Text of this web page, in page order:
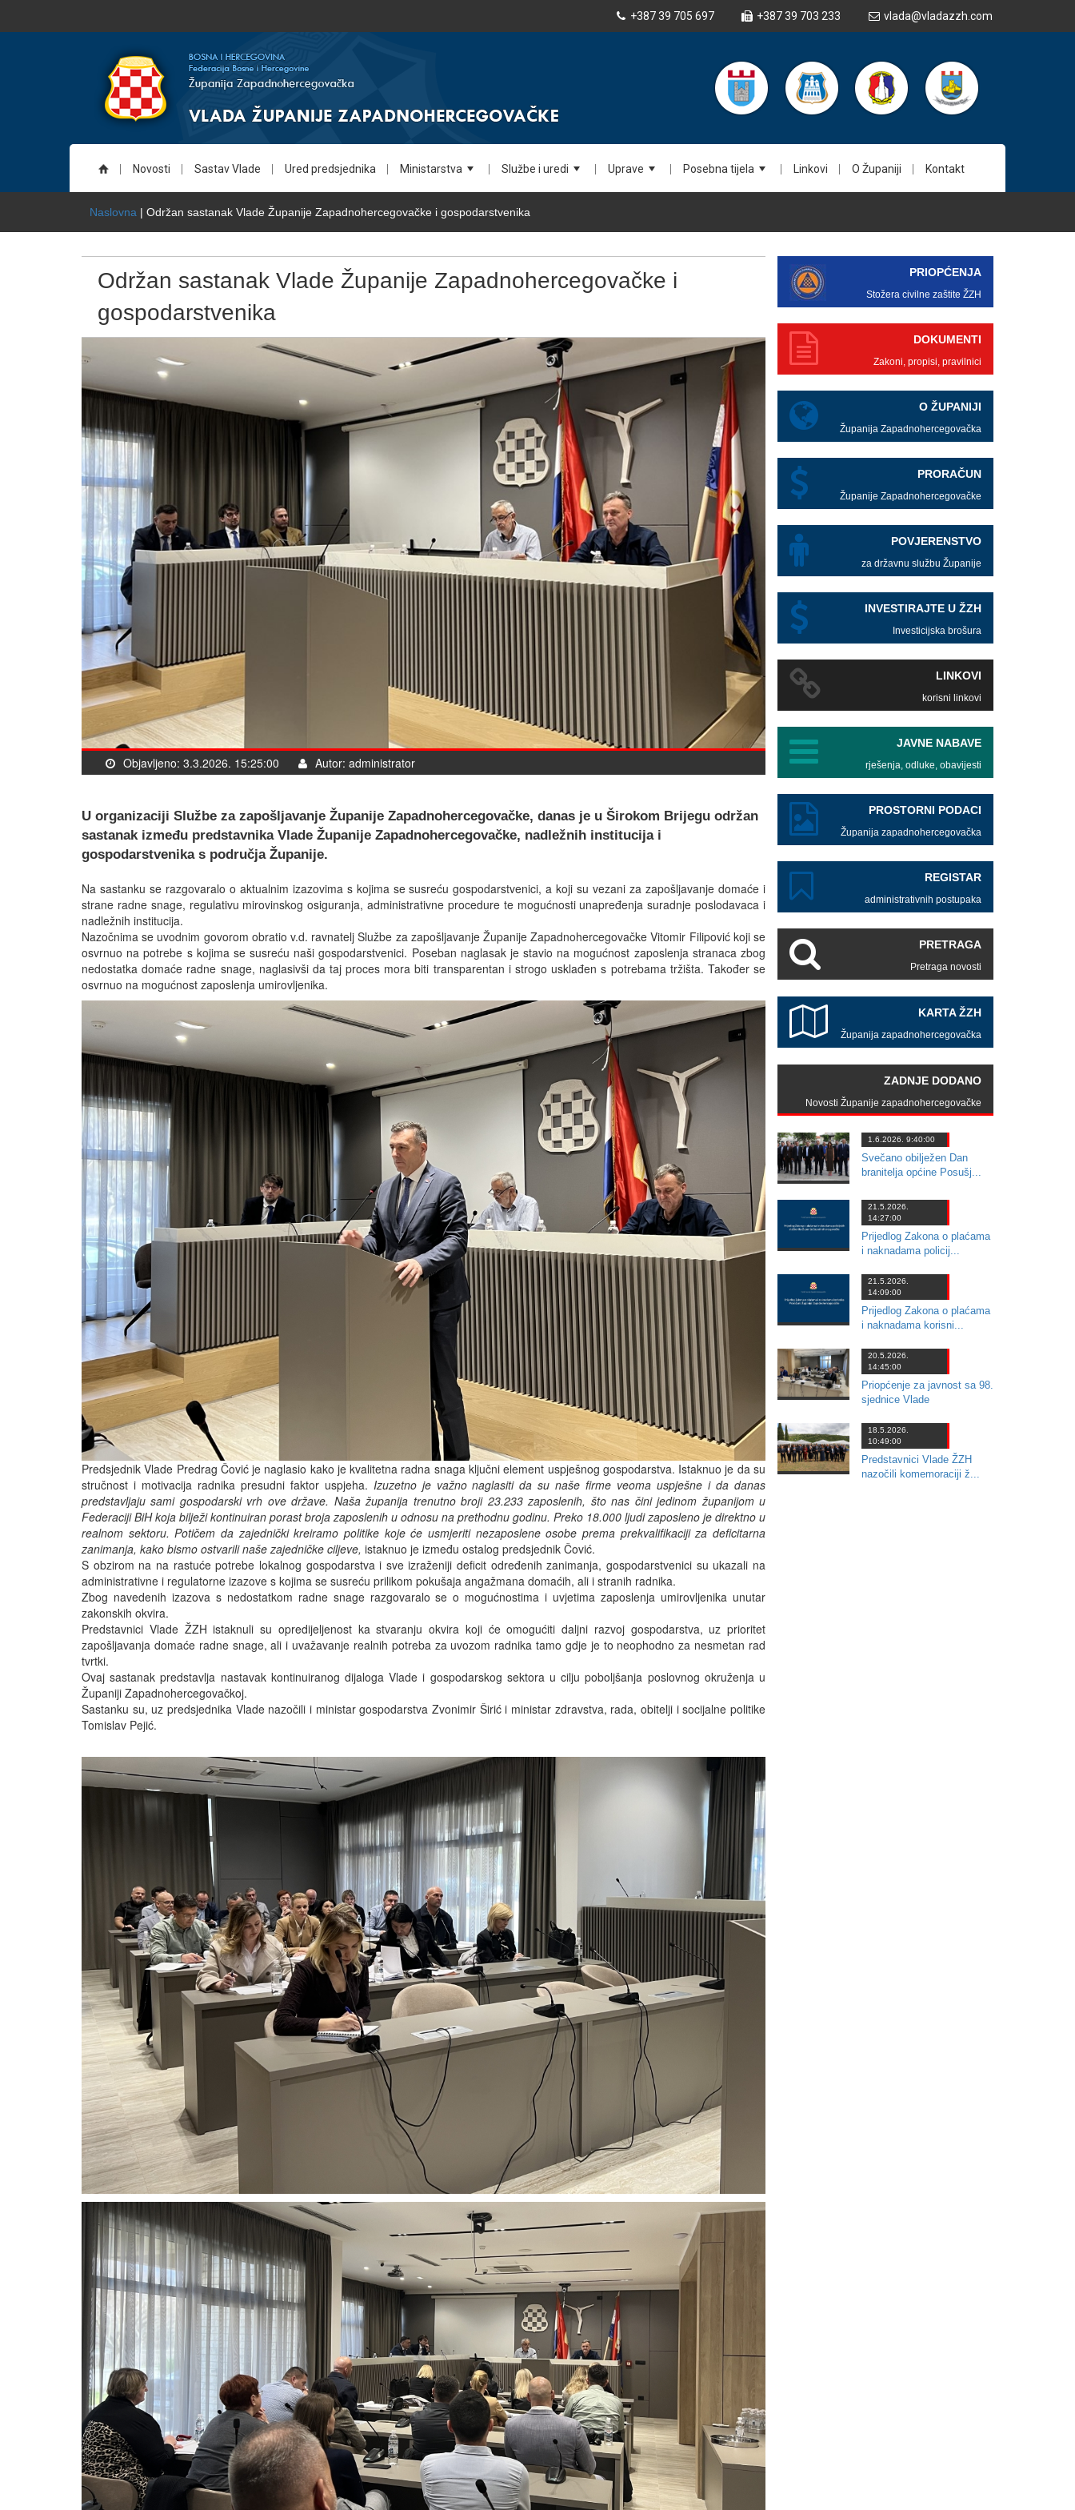
+387 39 705 697 +387 39 703 233 vlada@vladazzh.com
Novosti Sastav Vlade Ured predsjednika Ministarstva Službe i uredi Uprave Posebna tijela Linkovi O Županiji Kontakt
Naslovna | Održan sastanak Vlade Županije Zapadnohercegovačke i gospodarstvenika
Održan sastanak Vlade Županije Zapadnohercegovačke i
gospodarstvenika
Objavljeno: 3.3.2026. 15:25:00 Autor: administrator
U organizaciji Službe za zapošljavanje Županije Zapadnohercegovačke, danas je u Širokom Brijegu održan
sastanak između predstavnika Vlade Županije Zapadnohercegovačke, nadležnih institucija i
gospodarstvenika s područja Županije.
Na sastanku se razgovaralo o aktualnim izazovima s kojima se susreću gospodarstvenici, a koji su vezani za zapošljavanje domaće i
strane radne snage, regulativu mirovinskog osiguranja, administrativne procedure te mogućnosti unapređenja suradnje poslodavaca i
nadležnih institucija.
Nazočnima se uvodnim govorom obratio v.d. ravnatelj Službe za zapošljavanje Županije Zapadnohercegovačke Vitomir Filipović koji se
osvrnuo na potrebe s kojima se susreću naši gospodarstvenici. Poseban naglasak je stavio na mogućnost zaposlenja stranaca zbog
nedostatka domaće radne snage, naglasivši da taj proces mora biti transparentan i strogo usklađen s potrebama tržišta. Također se
osvrnuo na mogućnost zaposlenja umirovljenika.
Predsjednik Vlade Predrag Čović je naglasio kako je kvalitetna radna snaga ključni element uspješnog gospodarstva. Istaknuo je da su
stručnost i motivacija radnika presudni faktor uspjeha. Izuzetno je važno naglasiti da su naše firme veoma uspješne i da danas
predstavljaju sami gospodarski vrh ove države. Naša županija trenutno broji 23.233 zaposlenih, što nas čini jedinom županijom u
Federaciji BiH koja bilježi kontinuiran porast broja zaposlenih u odnosu na prethodnu godinu. Preko 18.000 ljudi zaposleno je direktno u
realnom sektoru. Potičem da zajednički kreiramo politike koje će usmjeriti nezaposlene osobe prema prekvalifikaciji za deficitarna
zanimanja, kako bismo ostvarili naše zajedničke ciljeve, istaknuo je između ostalog predsjednik Čović.
S obzirom na na rastuće potrebe lokalnog gospodarstva i sve izraženiji deficit određenih zanimanja, gospodarstvenici su ukazali na
administrativne i regulatorne izazove s kojima se susreću prilikom pokušaja angažmana domaćih, ali i stranih radnika.
Zbog navedenih izazova s nedostatkom radne snage razgovaralo se o mogućnostima i uvjetima zaposlenja umirovljenika unutar
zakonskih okvira.
Predstavnici Vlade ŽZH istaknuli su opredijeljenost ka stvaranju okvira koji će omogućiti daljni razvoj gospodarstva, uz prioritet
zapošljavanja domaće radne snage, ali i uvažavanje realnih potreba za uvozom radnika tamo gdje je to neophodno za nesmetan rad
tvrtki.
Ovaj sastanak predstavlja nastavak kontinuiranog dijaloga Vlade i gospodarskog sektora u cilju poboljšanja poslovnog okruženja u
Županiji Zapadnohercegovačkoj.
Sastanku su, uz predsjednika Vlade nazočili i ministar gospodarstva Zvonimir Širić i ministar zdravstva, rada, obitelji i socijalne politike
Tomislav Pejić.
PRIOPĆENJA
Stožera civilne zaštite ŽZH
DOKUMENTI
Zakoni, propisi, pravilnici
O ŽUPANIJI
Županija Zapadnohercegovačka
PRORAČUN
Županije Zapadnohercegovačke
POVJERENSTVO
za državnu službu Županije
INVESTIRAJTE U ŽZH
Investicijska brošura
LINKOVI
korisni linkovi
JAVNE NABAVE
rješenja, odluke, obavijesti
PROSTORNI PODACI
Županija zapadnohercegovačka
REGISTAR
administrativnih postupaka
PRETRAGA
Pretraga novosti
KARTA ŽZH
Županija zapadnohercegovačka
ZADNJE DODANO
Novosti Županije zapadnohercegovačke
1.6.2026. 9:40:00
Svečano obilježen Dan
branitelja općine Posušj...
21.5.2026.
14:27:00
Prijedlog Zakona o plaćama
i naknadama policij...
21.5.2026.
14:09:00
Prijedlog Zakona o plaćama
i naknadama korisni...
20.5.2026.
14:45:00
Priopćenje za javnost sa 98.
sjednice Vlade
18.5.2026.
10:49:00
Predstavnici Vlade ŽZH
nazočili komemoraciji ž...